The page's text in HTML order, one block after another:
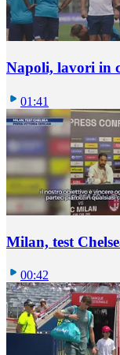
Napoli, lavori in
01:41
Milan, test
00:42